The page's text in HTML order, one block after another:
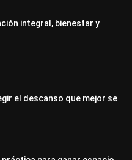
integral, bienestar y
el descanso que mejor se